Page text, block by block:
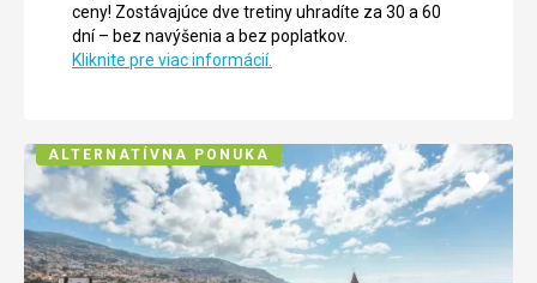
ceny! Zostávajúce dve tretiny uhradíte za 30 a 60
dní – bez navýšenia a bez poplatkov.
Kliknite pre viac informácií.
Pridať
do
ALTERNATÍVNA PONUKA